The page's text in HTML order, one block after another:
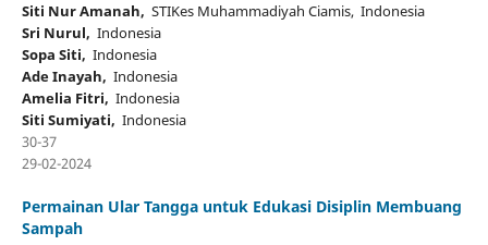
Siti Nur Amanah, STIKes Muhammadiyah Ciamis, Indonesia
Sri Nurul, Indonesia
Sopa Siti, Indonesia
Ade Inayah, Indonesia
Amelia Fitri, Indonesia
Siti Sumiyati, Indonesia
30-37
29-02-2024
Permainan Ular Tangga untuk Edukasi Disiplin Membuang
Sampah